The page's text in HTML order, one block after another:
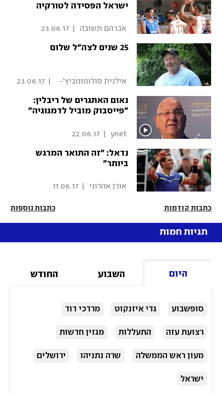
ישראל הפסידה לטורקיה
אברהם תשובה 23.06.17
25 שנים לצה"ל שלום
אילנית סולומונוביץ'-
23.06.17
נאום האתגרים של ריבלין:
"פייסבוק מוביל לדמגוגיה"
22.06.17
נדאל: "זה התואר המרגש
ביותר"
אורן אהרוני 11.06.17
כתבות קודמות כתבות נוספות
תגיות חמות
היום השבוע החודש
סופשבוע גדי איזנקוט מרדכי דוד
רצועת עזה התעללות מגזין חדשות
מעון ראש הממשלה שרה נתניהו ירושלים
ישראל